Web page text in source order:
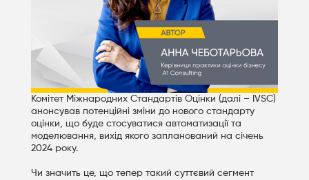
Комітет Міжнародних Стандартів Оцінки (далі – IVSC)
анонсував потенційні зміни до нового стандарту
оцінки, що буде стосуватися автоматизації та
моделювання, вихід якого запланований на січень
2024 року.
Чи значить це, що тепер такий суттєвий сегмент